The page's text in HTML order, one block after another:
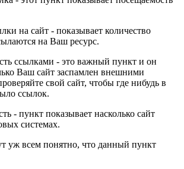
на сайт - показывает количество
на Ваш ресурс.
ссылками - это важный пункт и он
Ваш сайт заспамлен внешними
свой сайт, чтобы где нибудь в
ссылок.
- пункт показывает насколько сайт
системах.
уж всем понятно, что данный пункт